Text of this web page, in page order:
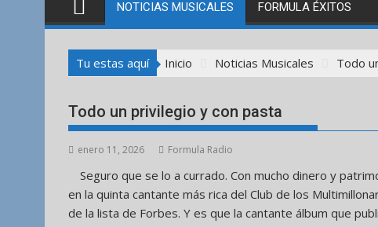
NOTICIAS MUSICALES FORMULA ÉXITOS
Tu estas aquí Inicio Noticias Musicales Todo
Todo un privilegio y con pasta
enero 11, 2026 Formula Radio
Seguro que se lo a currado. Con mucho dinero y
en la quinta cantante más rica del Club de los
de la lista de Forbes. Y es que la cantante álbum que